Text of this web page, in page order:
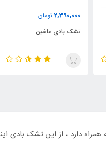
2,800,000 تومان
تشک بادی یک نفره الیاف دار
دارد ، از این تشک بادی